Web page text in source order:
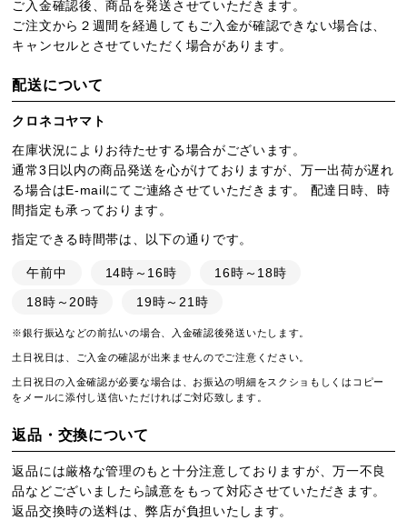
ご入金確認後、商品を発送させていただきます。
ご注文から２週間を経過してもご入金が確認できない場合は、
キャンセルとさせていただく場合があります。
配送について
クロネコヤマト
在庫状況によりお待たせする場合がございます。
通常3日以内の商品発送を心がけておりますが、万一出荷が遅れ
る場合はE-mailにてご連絡させていただきます。 配達日時、時
間指定も承っております。
指定できる時間帯は、以下の通りです。
午前中 14時～16時
16時～18時
18時～20時
19時～21時
※銀行振込などの前払いの場合、入金確認後発送いたします。
土日祝日は、ご入金の確認が出来ませんのでご注意ください。
土日祝日の入金確認が必要な場合は、お振込の明細をスクショもしくはコピー
をメールに添付し送信いただければご対応致します。
返品・交換について
返品には厳格な管理のもと十分注意しておりますが、万一不良
品などございましたら誠意をもって対応させていただきます。
返品交換時の送料は、弊店が負担いたします。